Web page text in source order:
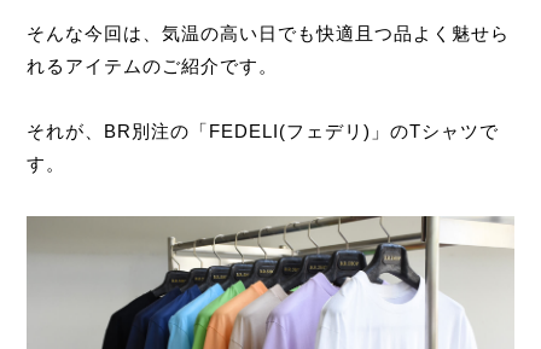
そんな今回は、気温の高い日でも快適且つ品よく魅せら
れるアイテムのご紹介です。
それが、BR別注の「FEDELI(フェデリ)」のTシャツで
す。